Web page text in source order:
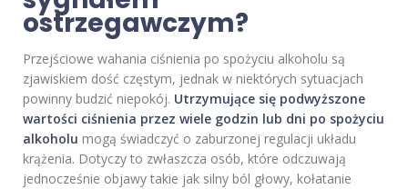
ostrzegawczym?
Przejściowe wahania ciśnienia po spożyciu alkoholu są
zjawiskiem dość częstym, jednak w niektórych sytuacjach
powinny budzić niepokój. Utrzymujące się podwyższone
wartości ciśnienia przez wiele godzin lub dni po spożyciu
alkoholu mogą świadczyć o zaburzonej regulacji układu
krążenia. Dotyczy to zwłaszcza osób, które odczuwają
jednocześnie objawy takie jak silny ból głowy, kołatanie